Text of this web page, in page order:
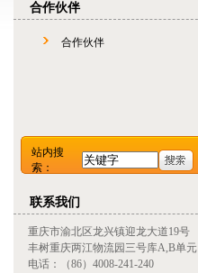
合作伙伴
合作伙伴
站内搜
索：
联系我们
重庆市渝北区龙兴镇迎龙大道19号
丰树重庆两江物流园三号库A,B单元
电话：（86）4008-241-240